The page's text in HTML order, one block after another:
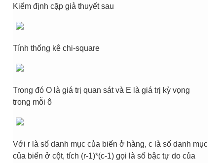
Kiểm định cặp giả thuyết sau
Tính thống kê chi-square
Trong đó O là giá trị quan sát và E là giá trị kỳ vọng
trong mỗi ô
Với r là số danh mục của biến ở hàng, c là số danh mục
của biến ở cột, tích (r-1)*(c-1) gọi là số bậc tự do của